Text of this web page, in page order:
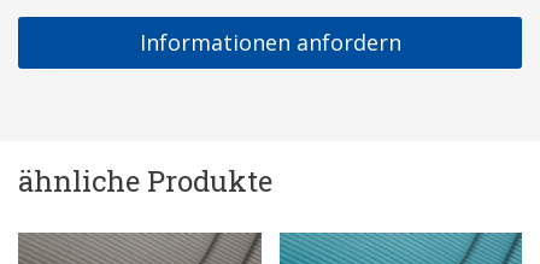
Informationen anfordern
ähnliche Produkte